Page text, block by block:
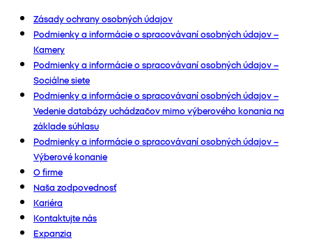
Zásady ochrany osobných údajov
Podmienky a informácie o spracovávaní osobných údajov –
Kamery
Podmienky a informácie o spracovávaní osobných údajov –
Sociálne siete
Podmienky a informácie o spracovávaní osobných údajov –
Vedenie databázy uchádzačov mimo výberového konania na
základe súhlasu
Podmienky a informácie o spracovávaní osobných údajov –
Výberové konanie
O firme
Naša zodpovednosť
Kariéra
Kontaktujte nás
Expanzia